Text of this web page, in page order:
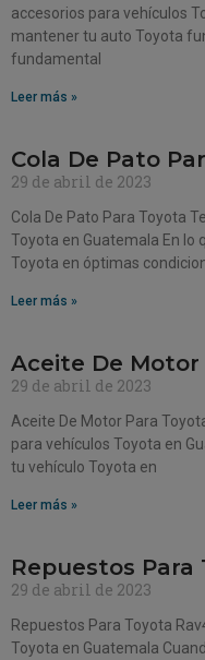
accesorios para vehículos
mantener tu auto Toyota
fundamental
Leer más »
Cola De Pato
29 de abril de 2023
Cola De Pato Para Toyota
Toyota en Guatemala En lo
Toyota en óptimas
Leer más »
Aceite De Motor
29 de abril de 2023
Aceite De Motor Para
para vehículos Toyota en
tu vehículo Toyota en
Leer más »
Repuestos Para
29 de abril de 2023
Repuestos Para Toyota
Toyota en Guatemala